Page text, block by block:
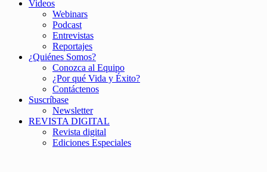
Videos
Webinars
Podcast
Entrevistas
Reportajes
¿Quiénes Somos?
Conozca al Equipo
¿Por qué Vida y Éxito?
Contáctenos
Suscríbase
Newsletter
REVISTA DIGITAL
Revista digital
Ediciones Especiales